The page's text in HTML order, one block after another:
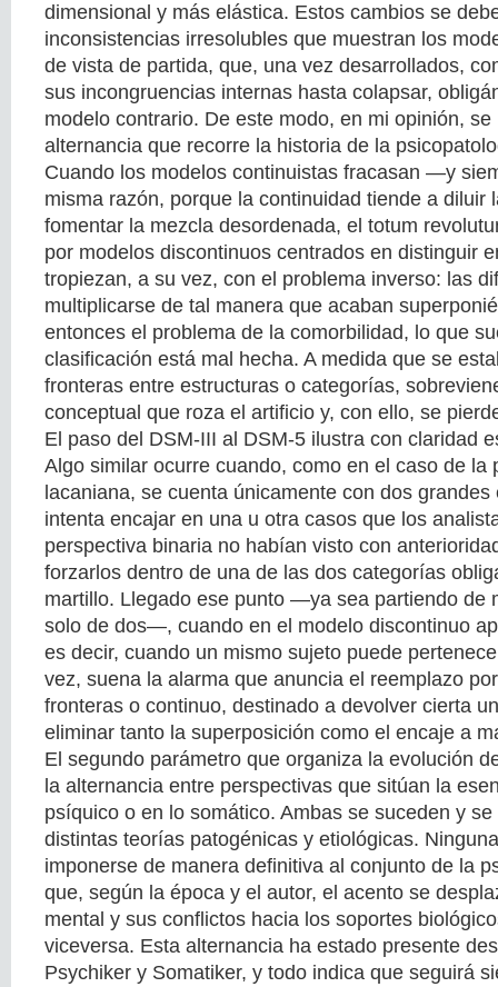
dimensional y más elástica. Estos cambios se
inconsistencias irresolubles que muestran los
de vista de partida, que, una vez desarrollados,
sus incongruencias internas hasta colapsar,
modelo contrario. De este modo, en mi opinión, se
alternancia que recorre la historia de la
Cuando los modelos continuistas fracasan —y
misma razón, porque la continuidad tiende a diluir
fomentar la mezcla desordenada, el totum
por modelos discontinuos centrados en distinguir
tropiezan, a su vez, con el problema inverso: las
multiplicarse de tal manera que acaban
entonces el problema de la comorbilidad, lo que
clasificación está mal hecha. A medida que se
fronteras entre estructuras o categorías,
conceptual que roza el artificio y, con ello, se
El paso del DSM-III al DSM-5 ilustra con claridad
Algo similar ocurre cuando, como en el caso de la
lacaniana, se cuenta únicamente con dos
intenta encajar en una u otra casos que los
perspectiva binaria no habían visto con
forzarlos dentro de una de las dos categorías
martillo. Llegado ese punto —ya sea partiendo de
solo de dos—, cuando en el modelo discontinuo
es decir, cuando un mismo sujeto puede
vez, suena la alarma que anuncia el reemplazo
fronteras o continuo, destinado a devolver cierta
eliminar tanto la superposición como el encaje a
El segundo parámetro que organiza la evolución
la alternancia entre perspectivas que sitúan la
psíquico o en lo somático. Ambas se suceden y
distintas teorías patogénicas y etiológicas.
imponerse de manera definitiva al conjunto de la
que, según la época y el autor, el acento se
mental y sus conflictos hacia los soportes
viceversa. Esta alternancia ha estado presente
Psychiker y Somatiker, y todo indica que seguirá